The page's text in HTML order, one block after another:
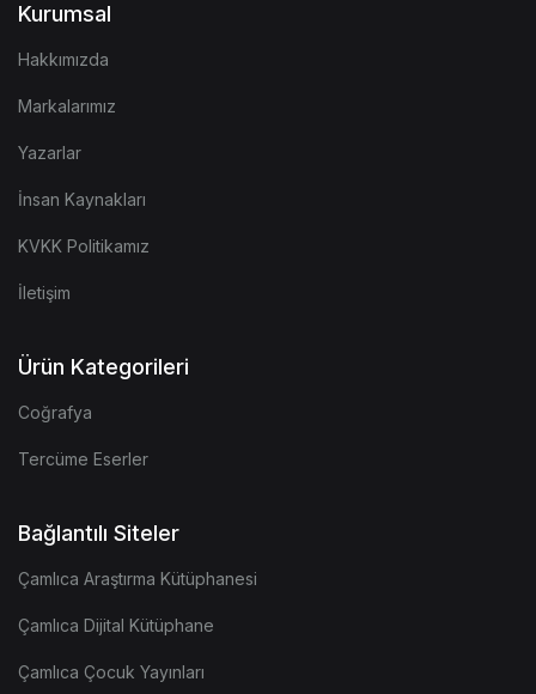
Kurumsal
Hakkımızda
Markalarımız
Yazarlar
İnsan Kaynakları
KVKK Politikamız
İletişim
Ürün Kategorileri
Coğrafya
Tercüme Eserler
Bağlantılı Siteler
Çamlıca Araştırma Kütüphanesi
Çamlıca Dijital Kütüphane
Çamlıca Çocuk Yayınları